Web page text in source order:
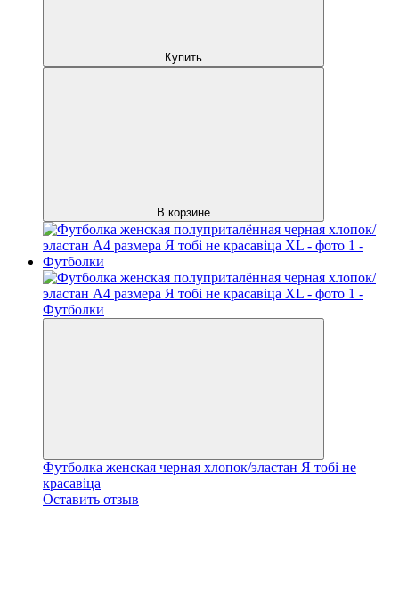
Купить
В корзине
Футболка женская черная хлопок/эластан Я тобі не
красавіца
Оставить отзыв